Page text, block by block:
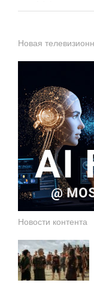
Новая
Новости контента